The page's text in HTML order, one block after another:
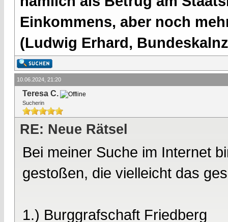
Einkommens, aber noch
(Ludwig Erhard,
10.06.2024, 21:20
Teresa C.
Sucherin
RE: Neue Rätsel
Bei meiner Suche im Internet
gestoßen, die vielleicht das
1.) Burggrafschaft Friedberg